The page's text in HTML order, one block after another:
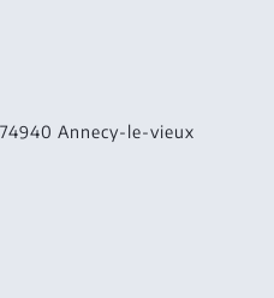
Annecy-le-vieux